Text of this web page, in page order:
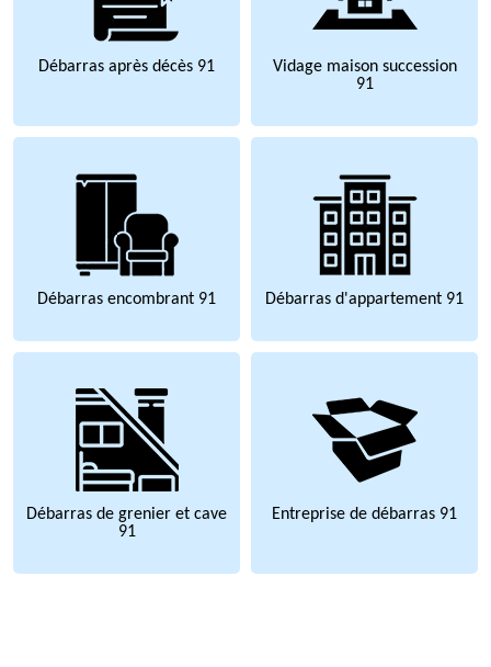
Débarras après décès 91
Vidage maison succession
91
Débarras encombrant 91 Débarras d'appartement 91
Débarras de grenier et cave
91
Entreprise de débarras 91